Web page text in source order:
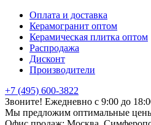
Оплата и доставка
Керамогранит оптом
Керамическая плитка оптом
Распродажа
Дисконт
Производители
+7 (495) 600-3822
Звоните! Ежедневно с 9:00 до
Мы предложим оптимальные